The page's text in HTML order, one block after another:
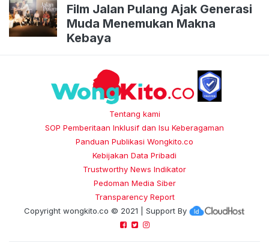
Film Jalan Pulang Ajak Generasi
Muda Menemukan Makna
Kebaya
Tentang kami
SOP Pemberitaan Inklusif dan Isu Keberagaman
Panduan Publikasi Wongkito.co
Kebijakan Data Pribadi
Trustworthy News Indikator
Pedoman Media Siber
Transparency Report
Copyright wongkito.co © 2021 | Support By